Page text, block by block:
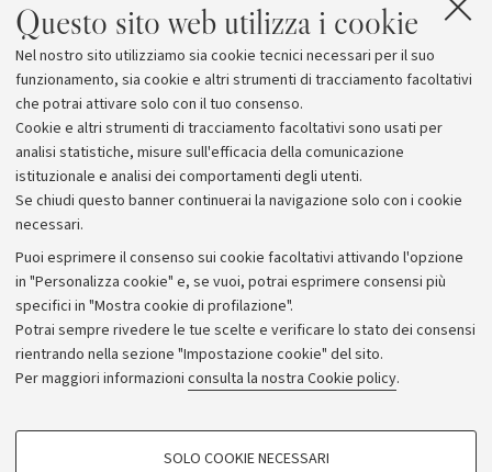
Questo sito web utilizza i cookie
Nel nostro sito utilizziamo sia cookie tecnici necessari per il suo
funzionamento, sia cookie e altri strumenti di tracciamento facoltativi
che potrai attivare solo con il tuo consenso.
Cookie e altri strumenti di tracciamento facoltativi sono usati per
analisi statistiche, misure sull'efficacia della comunicazione
istituzionale e analisi dei comportamenti degli utenti.
Se chiudi questo banner continuerai la navigazione solo con i cookie
necessari.
Puoi esprimere il consenso sui cookie facoltativi attivando l'opzione
in "Personalizza cookie" e, se vuoi, potrai esprimere consensi più
specifici in "Mostra cookie di profilazione".
Potrai sempre rivedere le tue scelte e verificare lo stato dei consensi
rientrando nella sezione "Impostazione cookie" del sito.
Per maggiori informazioni consulta la nostra Cookie policy.
COOKIE DI PROFILAZIONE - FACOLTATIVI
SOLO COOKIE NECESSARI
Allegati
L'asteroide sul sito Nasa
Archivio
Comunicati stampa
Redazione
Rassegna stampa